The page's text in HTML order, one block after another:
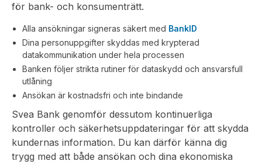
för bank- och konsumenträtt.
Alla ansökningar signeras säkert med BankID
Dina personuppgifter skyddas med krypterad
datakommunikation under hela processen
Banken följer strikta rutiner för dataskydd och ansvarsfull
utlåning
Ansökan är kostnadsfri och inte bindande
Svea Bank genomför dessutom kontinuerliga
kontroller och säkerhetsuppdateringar för att skydda
kundernas information. Du kan därför känna dig
trygg med att både ansökan och dina ekonomiska